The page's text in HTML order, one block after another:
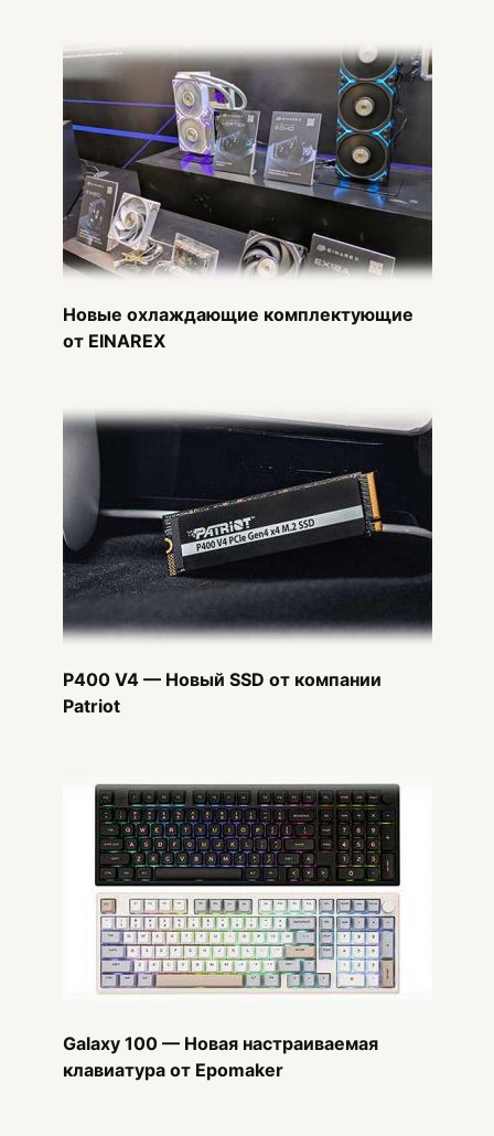
Новые охлаждающие комплектующие
от EINAREX
P400 V4 — Новый SSD от компании
Patriot
Galaxy 100 — Новая настраиваемая
клавиатура от Epomaker